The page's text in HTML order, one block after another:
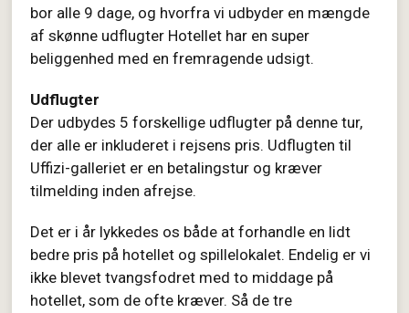
bor alle 9 dage, og hvorfra vi udbyder en mængde
af skønne udflugter Hotellet har en super
beliggenhed med en fremragende udsigt.
Udflugter
Der udbydes 5 forskellige udflugter på denne tur,
der alle er inkluderet i rejsens pris. Udflugten til
Uffizi-galleriet er en betalingstur og kræver
tilmelding inden afrejse.
Det er i år lykkedes os både at forhandle en lidt
bedre pris på hotellet og spillelokalet. Endelig er vi
ikke blevet tvangsfodret med to middage på
hotellet, som de ofte kræver. Så de tre